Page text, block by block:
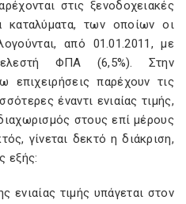
στις ξενοδοχειακές
καταλύματα, των οποίων οι
από 01.01.2011, με
ΦΠΑ (6,5%). Στην
παρέχουν τις
έναντι ενιαίας τιμής,
στους επί μέρους
γίνεται δεκτό η διάκριση,
εξής:
ενιαίας τιμής υπάγεται στον